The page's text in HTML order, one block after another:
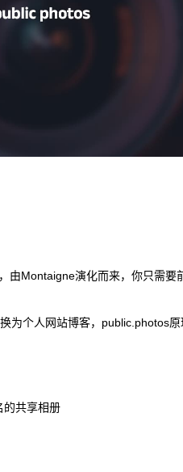
由Montaigne演化而来，你只需要
为个人网站博客，public.photos
的共享相册